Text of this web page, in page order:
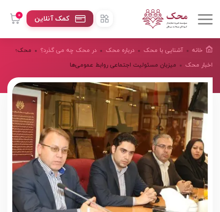
0 کمک آنلاین
خانه آشنایی با محک درباره محک
در محک چه می گذرد؟
اخبار محک
محک؛
میزبان مسئولیت اجتماعی روابط عمومی‌ها